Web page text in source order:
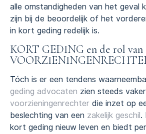
alle omstandigheden van het geval
zijn bij de beoordelijk of het
in kort geding redelijk is.
KORT GEDING en de rol van
Tóch is er een tendens
geding advocaten zien steeds
voorzieningenrechter die inzet op
beslechting van een zakelijk geschil .
kort geding nieuw leven en biedt